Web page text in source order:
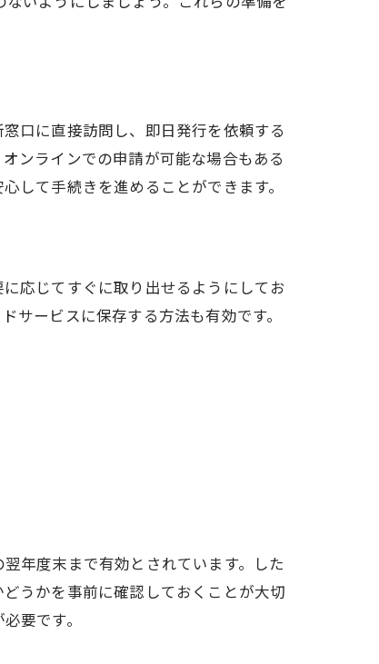
口に直接訪問し、即日発行を依頼する
ンラインでの申請が可能な場合もある
して手続きを進めることができます。
応じてすぐに取り出せるようにしてお
サービスに保存する方法も有効です。
年度末まで有効とされています。した
うかを事前に確認しておくことが大切
要です。